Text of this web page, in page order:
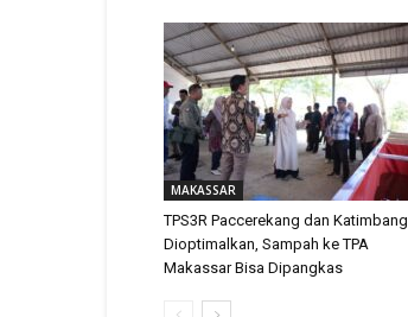
MAKASSAR
TPS3R Paccerekang dan Katimbang
Dioptimalkan, Sampah ke TPA
Makassar Bisa Dipangkas